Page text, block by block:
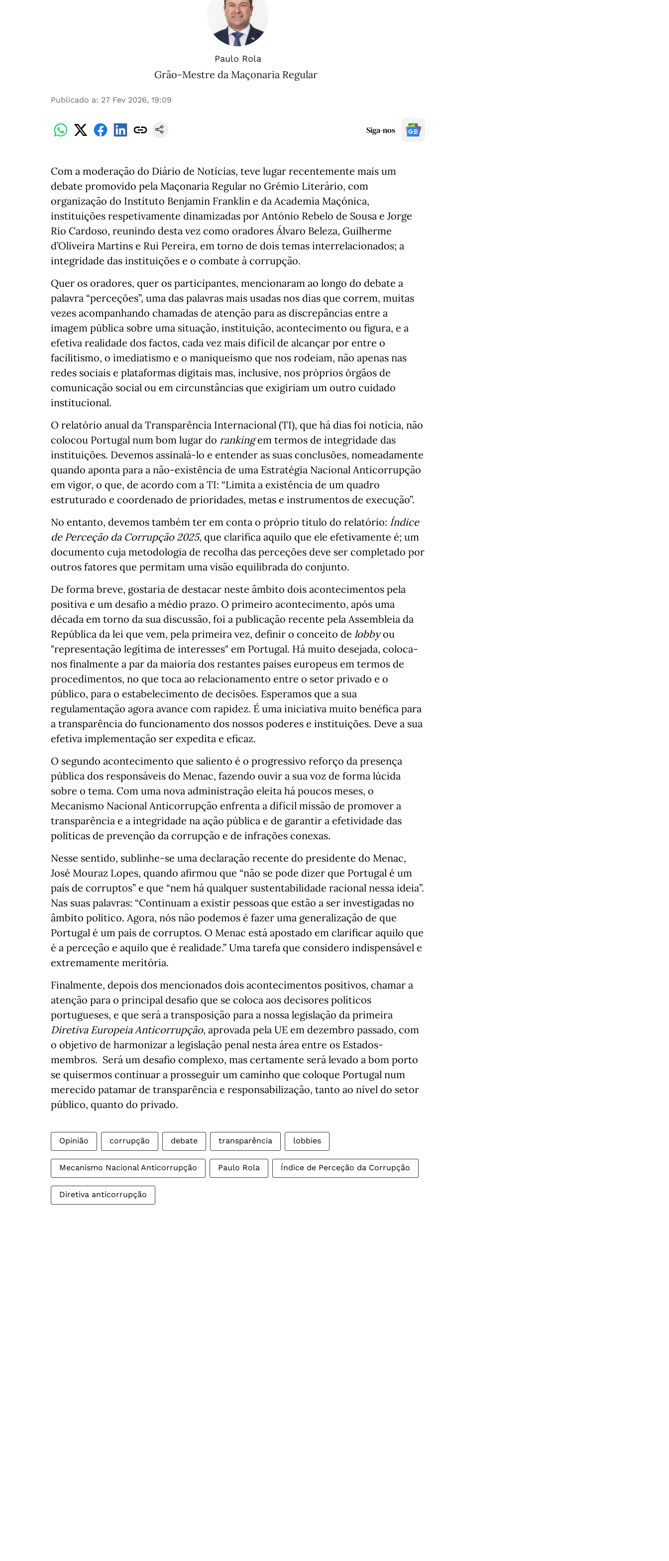
Paulo Rola
Grão-Mestre da Maçonaria Regular
Publicado a: 27 Fev 2026, 19:09
Siga-nos
Com a moderação do Diário de Notícias, teve lugar recentemente mais um
debate promovido pela Maçonaria Regular no Grémio Literário, com
organização do Instituto Benjamin Franklin e da Academia Maçónica,
instituições respetivamente dinamizadas por António Rebelo de Sousa e Jorge
Rio Cardoso, reunindo desta vez como oradores Álvaro Beleza, Guilherme
d’Oliveira Martins e Rui Pereira, em torno de dois temas interrelacionados; a
integridade das instituições e o combate à corrupção.
Quer os oradores, quer os participantes, mencionaram ao longo do debate a
palavra “perceções”, uma das palavras mais usadas nos dias que correm, muitas
vezes acompanhando chamadas de atenção para as discrepâncias entre a
imagem pública sobre uma situação, instituição, acontecimento ou figura, e a
efetiva realidade dos factos, cada vez mais difícil de alcançar por entre o
facilitismo, o imediatismo e o maniqueísmo que nos rodeiam, não apenas nas
redes sociais e plataformas digitais mas, inclusive, nos próprios órgãos de
comunicação social ou em circunstâncias que exigiriam um outro cuidado
institucional.
O relatório anual da Transparência Internacional (TI), que há dias foi notícia, não
colocou Portugal num bom lugar do rankingem termos de integridade das
instituições. Devemos assinalá-lo e entender as suas conclusões, nomeadamente
quando aponta para a não-existência de uma Estratégia Nacional Anticorrupção
em vigor, o que, de acordo com a TI: “Limita a existência de um quadro
estruturado e coordenado de prioridades, metas e instrumentos de execução”.
No entanto, devemos também ter em conta o próprio título do relatório: Índice
de Perceção da Corrupção 2025, que clarifica aquilo que ele efetivamente é; um
documento cuja metodologia de recolha das perceções deve ser completado por
outros fatores que permitam uma visão equilibrada do conjunto.
De forma breve, gostaria de destacar neste âmbito dois acontecimentos pela
positiva e um desafio a médio prazo. O primeiro acontecimento, após uma
década em torno da sua discussão, foi a publicação recente pela Assembleia da
República da lei que vem, pela primeira vez, definir o conceito de lobbyou
"representação legítima de interesses" em Portugal. Há muito desejada, coloca-
nos finalmente a par da maioria dos restantes países europeus em termos de
procedimentos, no que toca ao relacionamento entre o setor privado e o
público, para o estabelecimento de decisões. Esperamos que a sua
regulamentação agora avance com rapidez. É uma iniciativa muito benéfica para
a transparência do funcionamento dos nossos poderes e instituições. Deve a sua
efetiva implementação ser expedita e eficaz.
O segundo acontecimento que saliento é o progressivo reforço da presença
pública dos responsáveis do Menac, fazendo ouvir a sua voz de forma lúcida
sobre o tema. Com uma nova administração eleita há poucos meses, o
Mecanismo Nacional Anticorrupção enfrenta a difícil missão de promover a
transparência e a integridade na ação pública e de garantir a efetividade das
políticas de prevenção da corrupção e de infrações conexas.
Nesse sentido, sublinhe-se uma declaração recente do presidente do Menac,
José Mouraz Lopes, quando afirmou que “não se pode dizer que Portugal é um
país de corruptos” e que “nem há qualquer sustentabilidade racional nessa ideia”.
Nas suas palavras: “Continuam a existir pessoas que estão a ser investigadas no
âmbito político. Agora, nós não podemos é fazer uma generalização de que
Portugal é um país de corruptos. O Menac está apostado em clarificar aquilo que
é a perceção e aquilo que é realidade.” Uma tarefa que considero indispensável e
extremamente meritória.
Finalmente, depois dos mencionados dois acontecimentos positivos, chamar a
atenção para o principal desafio que se coloca aos decisores políticos
portugueses, e que será a transposição para a nossa legislação da primeira
Diretiva Europeia Anticorrupção, aprovada pela UE em dezembro passado, com
o objetivo de harmonizar a legislação penal nesta área entre os Estados-
membros. Será um desafio complexo, mas certamente será levado a bom porto
se quisermos continuar a prosseguir um caminho que coloque Portugal num
merecido patamar de transparência e responsabilização, tanto ao nível do setor
público, quanto do privado.
Opinião corrupção debate transparência lobbies
Mecanismo Nacional Anticorrupção Paulo Rola Índice de Perceção da Corrupção
Diretiva anticorrupção